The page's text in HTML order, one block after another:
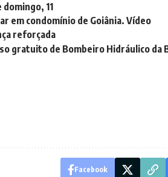
11
em condomínio de Goiânia. Vídeo
reforçada
gratuito de Bombeiro Hidráulico da
Facebook